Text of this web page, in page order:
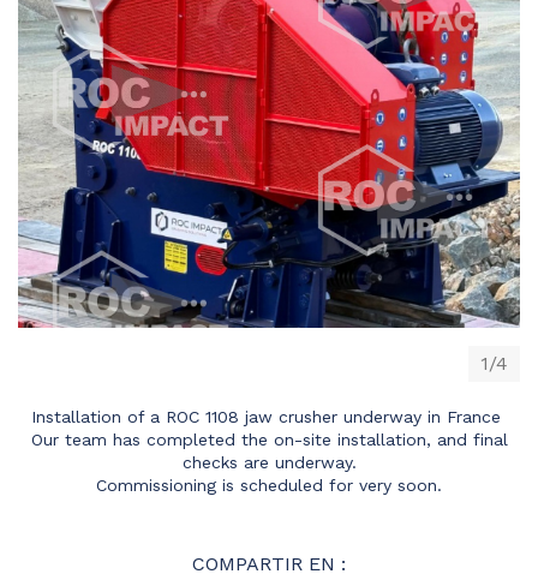
1/4
Installation of a ROC 1108 jaw crusher underway in France
Our team has completed the on-site installation, and final
checks are underway.
Commissioning is scheduled for very soon.
COMPARTIR EN :